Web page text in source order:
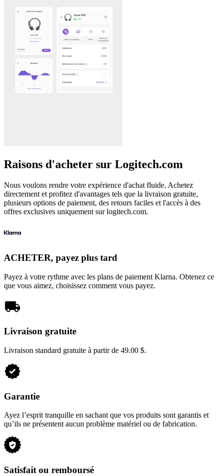
Raisons d'acheter sur Logitech.com
Nous voulons rendre votre expérience d'achat fluide. Achetez
directement et profitez d'avantages tels que la livraison gratuite,
plusieurs options de paiement, des retours faciles et l'accès à des
offres exclusives uniquement sur logitech.com.
ACHETER, payez plus tard
Payez à votre rythme avec les plans de paiement Klarna. Obtenez ce
que vous aimez, choisissez comment vous payez.
Livraison gratuite
Livraison standard gratuite à partir de 49.00 $.
Garantie
Ayez l’esprit tranquille en sachant que vos produits sont garantis et
qu’ils ne présentent aucun problème matériel ou de fabrication.
Satisfait ou remboursé